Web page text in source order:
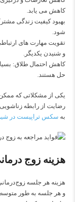
کاهش می‌ یابد.
بهبود کیفیت زندگی
شود.
تقویت مهارت‌ های
و شنیدن یکدیگر.
کاهش احتمال طلاق:
حل هستند.
یکی از مشکلاتی که
رضایت از رابطه
به سکس تراپیست در
هزینه زوج
و هر جلسه به طور